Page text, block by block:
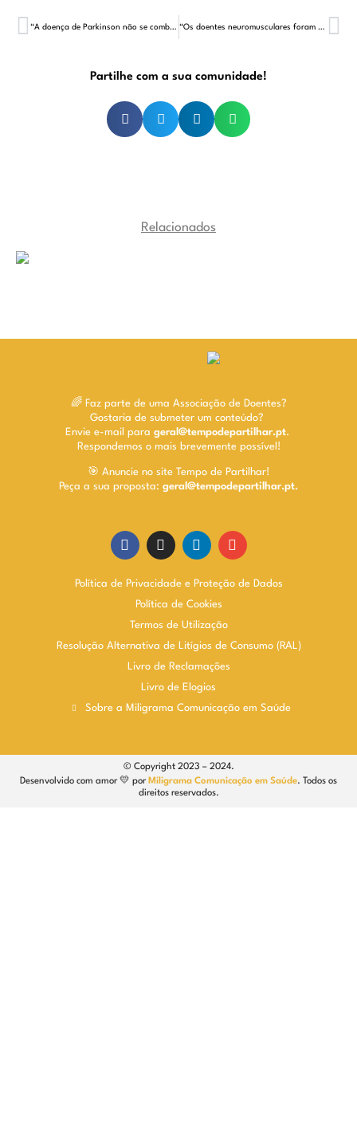
“A doença de Parkinson não se combate apenas com fármacos e terapias complementares, mas também com relações humanas” “Os doentes neuromusculares foram completamente esquecidos”
Partilhe com a sua comunidade!
Relacionados
🌈 Faz parte de uma Associação de Doentes?
Gostaria de submeter um conteúdo?
Envie e-mail para geral@tempodepartilhar.pt.
Respondemos o mais brevemente possível!
🎯 Anuncie no site Tempo de Partilhar!
Peça a sua proposta: geral@tempodepartilhar.pt.
Política de Privacidade e Proteção de Dados
Política de Cookies
Termos de Utilização
Resolução Alternativa de Litígios de Consumo (RAL)
Livro de Reclamações
Livro de Elogios
Sobre a Miligrama Comunicação em Saúde
© Copyright 2023 – 2024.
Desenvolvido com amor 💛 por Miligrama Comunicação em Saúde. Todos os
direitos reservados.